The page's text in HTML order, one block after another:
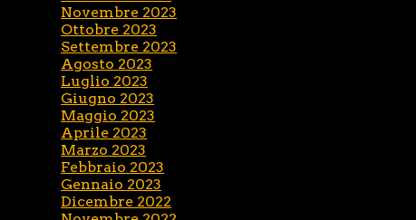
Novembre 2023
Ottobre 2023
Settembre 2023
Agosto 2023
Luglio 2023
Giugno 2023
Maggio 2023
Aprile 2023
Marzo 2023
Febbraio 2023
Gennaio 2023
Dicembre 2022